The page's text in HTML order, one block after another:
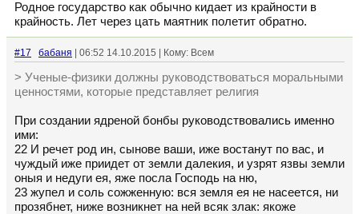
Родное государство как обычно кидает из крайности в
крайность. Лет через цать маятник полетит обратно.
#17 бабаня | 06:52 14.10.2015 | Кому: Всем
> Ученые-физики должны руководствоваться моральными
ценностями, которые представляет религия
При создании ядреной бонбы руководствовались именно
ими:
22 И речет род ин, сынове ваши, иже востанут по вас, и
чуждый иже приидет от земли далекия, и узрят язвы земли
оныя и недуги ея, яже посла Господь на ню,
23 жупел и соль сожженную: вся земля ея не насеется, ни
прозябнет, ниже возникнет на ней всяк злак: якоже